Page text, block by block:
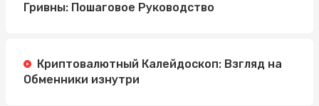
Гривны: Пошаговое Руководство
Криптовалютный Калейдоскоп: Взгляд на
Обменники изнутри